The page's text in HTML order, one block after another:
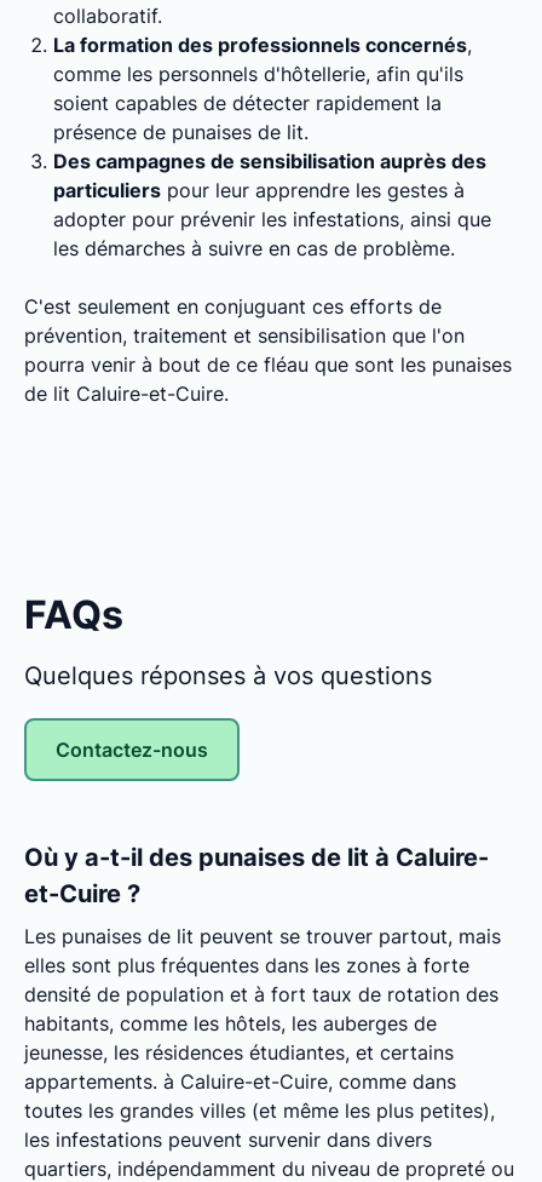
collaboratif.
La formation des professionnels concernés,
comme les personnels d'hôtellerie, afin qu'ils
soient capables de détecter rapidement la
présence de punaises de lit.
Des campagnes de sensibilisation auprès des
particuliers pour leur apprendre les gestes à
adopter pour prévenir les infestations, ainsi que
les démarches à suivre en cas de problème.
C'est seulement en conjuguant ces efforts de
prévention, traitement et sensibilisation que l'on
pourra venir à bout de ce fléau que sont les punaises
de lit Caluire-et-Cuire.
FAQs
Quelques réponses à vos questions
Contactez-nous
Où y a-t-il des punaises de lit à Caluire-
et-Cuire ?
Les punaises de lit peuvent se trouver partout, mais
elles sont plus fréquentes dans les zones à forte
densité de population et à fort taux de rotation des
habitants, comme les hôtels, les auberges de
jeunesse, les résidences étudiantes, et certains
appartements. à Caluire-et-Cuire, comme dans
toutes les grandes villes (et même les plus petites),
les infestations peuvent survenir dans divers
quartiers, indépendamment du niveau de propreté ou